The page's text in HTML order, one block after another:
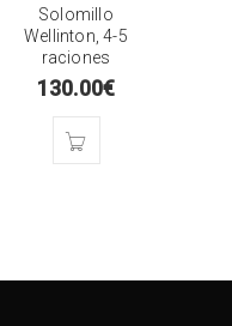
Solomillo
Wellinton, 4-5
raciones
130.00€